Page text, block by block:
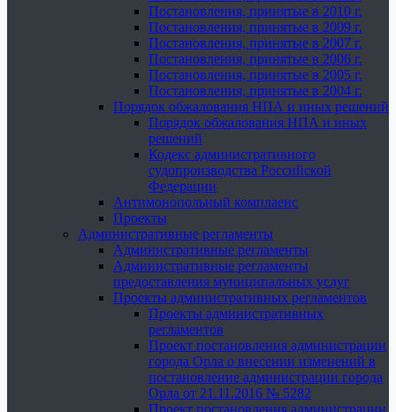
Постановления, принятые в 2010 г.
Постановления, принятые в 2009 г.
Постановления, принятые в 2007 г.
Постановления, принятые в 2006 г.
Постановления, принятые в 2005 г.
Постановления, принятые в 2004 г.
Порядок обжалования НПА и иных решений
Порядок обжалования НПА и иных
решений
Кодекс административного
судопроизводства Российской
Федерации
Антимонопольный комплаенс
Проекты
Административные регламенты
Административные регламенты
Административные регламенты
предоставления муниципальных услуг
Проекты административных регламентов
Проекты административных
регламентов
Проект постановления администрации
города Орла о внесении изменений в
постановление администрации города
Орла от 21.11.2016 № 5282
Проект постановления администрации